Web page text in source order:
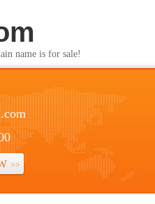
name is for sale!
>>